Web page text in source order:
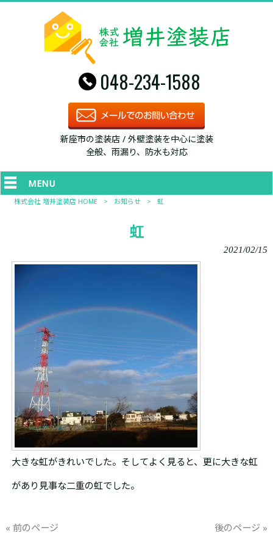
048-234-1588
新座市の塗装店 / 外壁塗装を中心に塗装
全般、雨漏り、防水も対応
MENU
株式会社 増井塗装店 HOME > お知らせ > 虹
虹
2021/02/15
大きな虹がきれいでした。そしてよく見ると、更に大きな虹
があり見事な二重の虹でした。
« 前のページ 後のページ »